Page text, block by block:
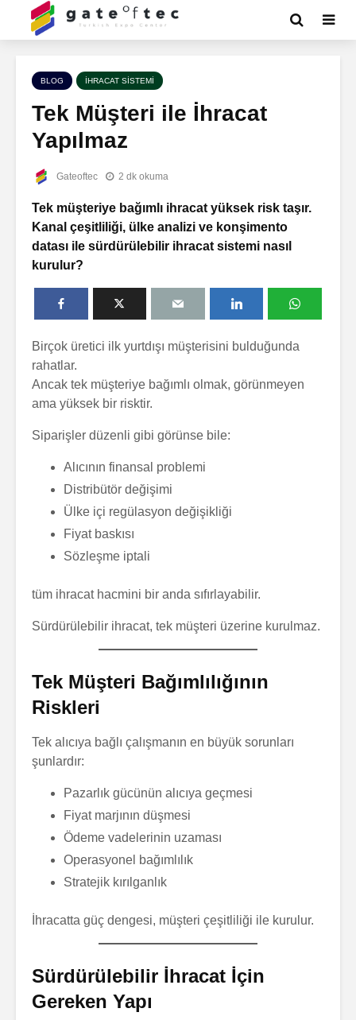
BLOG İHRACAT SISTEMI
Tek Müşteri ile İhracat
Yapılmaz
Gateoftec 2 dk okuma
Tek müşteriye bağımlı ihracat yüksek risk taşır.
Kanal çeşitliliği, ülke analizi ve konşimento
datası ile sürdürülebilir ihracat sistemi nasıl
kurulur?
Birçok üretici ilk yurtdışı müşterisini bulduğunda
rahatlar.
Ancak tek müşteriye bağımlı olmak, görünmeyen
ama yüksek bir risktir.
Siparişler düzenli gibi görünse bile:
Alıcının finansal problemi
Distribütör değişimi
Ülke içi regülasyon değişikliği
Fiyat baskısı
Sözleşme iptali
tüm ihracat hacmini bir anda sıfırlayabilir.
Sürdürülebilir ihracat, tek müşteri üzerine kurulmaz.
Tek Müşteri Bağımlılığının
Riskleri
Tek alıcıya bağlı çalışmanın en büyük sorunları
şunlardır:
Pazarlık gücünün alıcıya geçmesi
Fiyat marjının düşmesi
Ödeme vadelerinin uzaması
Operasyonel bağımlılık
Stratejik kırılganlık
İhracatta güç dengesi, müşteri çeşitliliği ile kurulur.
Sürdürülebilir İhracat İçin
Gereken Yapı